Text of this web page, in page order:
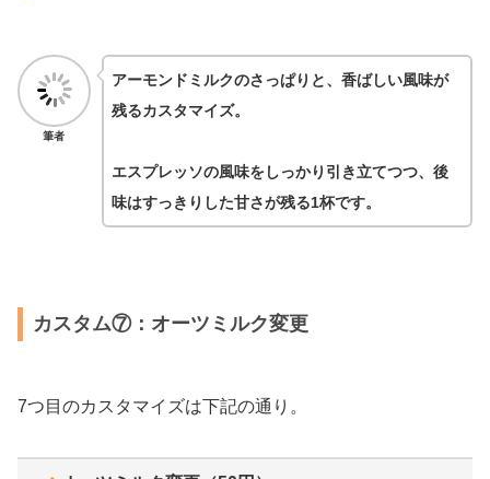
筆者
アーモンドミルクのさっぱりと、香ばしい風味が
残るカスタマイズ。
エスプレッソの風味をしっかり引き立てつつ、後
味はすっきりした甘さが残る1杯です。
カスタム⑦：オーツミルク変更
7つ目のカスタマイズは下記の通り。